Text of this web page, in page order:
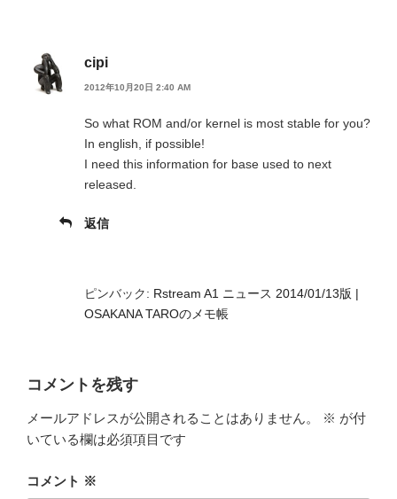
cipi
2012年10月20日 2:40 AM
So what ROM and/or kernel is most stable for you?
In english, if possible!
I need this information for base used to next
released.
返信
ピンバック: Rstream A1 ニュース 2014/01/13版 |
OSAKANA TAROのメモ帳
コメントを残す
メールアドレスが公開されることはありません。 ※ が付
いている欄は必須項目です
コメント ※